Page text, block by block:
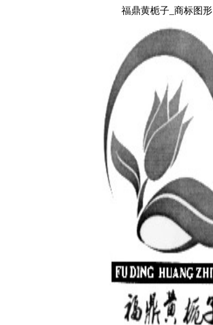
福鼎黄栀子_商标图形